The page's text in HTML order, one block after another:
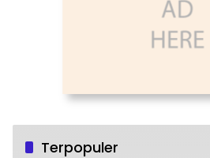
Terpopuler